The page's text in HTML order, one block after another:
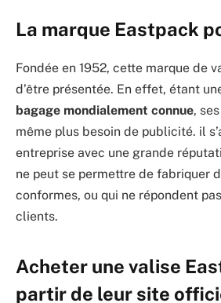
La marque Eastpack
Fondée en 1952, cette marque de
d’être présentée. En effet, étant
bagage mondialement connue,
même plus besoin de publicité. il
entreprise avec une grande
ne peut se permettre de fabriquer
conformes, ou qui ne répondent
clients.
Acheter une valise
partir de leur site